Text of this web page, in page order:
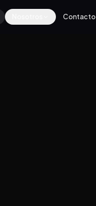
Contacto